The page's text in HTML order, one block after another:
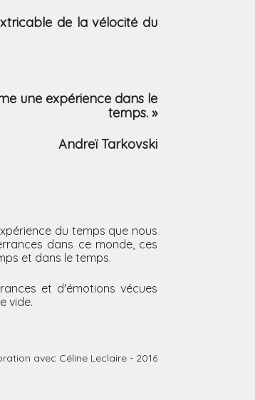
de la vélocité du
une expérience dans le
temps. »
Andreï Tarkovski
du temps que nous
dans ce monde, ces
et dans le temps.
et d'émotions vécues
vide.
avec Céline Leclaire - 2016